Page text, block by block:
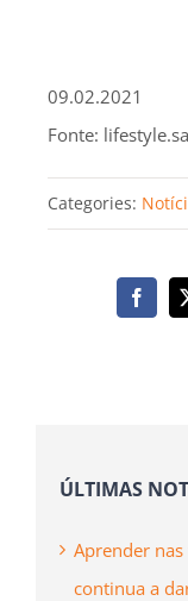
09.02.2021
Fonte:
Categories:
ÚLTIMAS
Aprender
continua a